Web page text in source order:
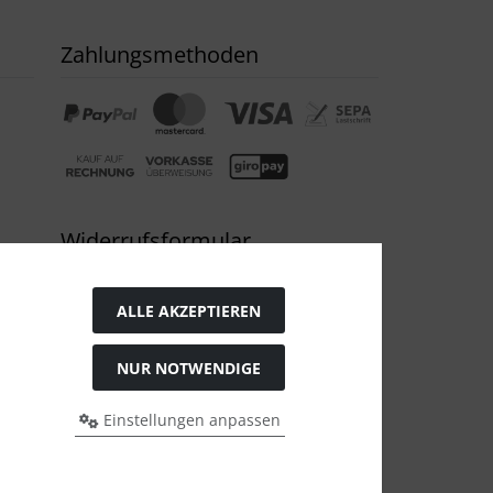
Zahlungsmethoden
Widerrufsformular
Bio Saatgut, Samenfest, Gemüse Biosaatgut.
ALLE AKZEPTIEREN
NUR NOTWENDIGE
Einstellungen anpassen